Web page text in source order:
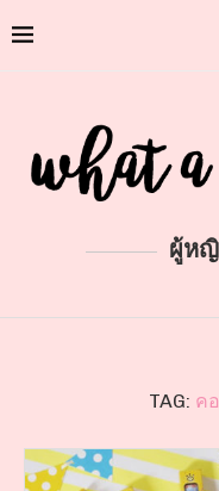
ผู้หญิ
TAG: ค